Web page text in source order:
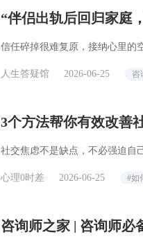
“伴侣出轨后回归家庭
信任碎掉很难复原，接纳心里的
人生答疑馆 2026-06-25 咨
3个方法帮你有效改善
社交焦虑不是缺点，不必强迫自
心理0时差 2026-06-25 #如
咨询师之家 | 咨询师必